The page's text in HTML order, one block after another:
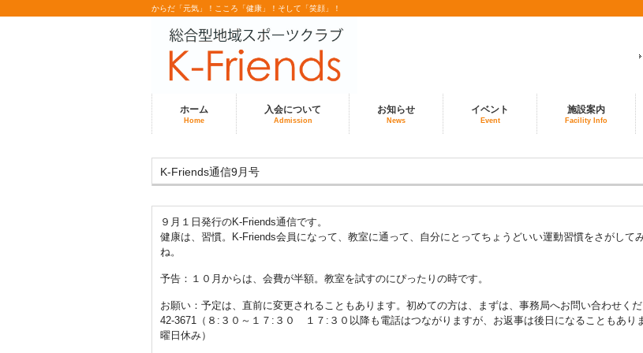
からだ「元気」！こころ「健康」！そして「笑顔」！
ホーム
Home
入会について
Admission
お知らせ
News
イベント
Event
施設案内
Facility Info
K-Friends通信9月号
９月１日発行のK-Friends通信です。
健康は、習慣。K-Friends会員になって、教室に通って、自分にとってちょうどいい運動習慣をさがして
ね。
予告：１０月からは、会費が半額。教室を試すのにぴったりの時です。
お願い：予定は、直前に変更されることもあります。初めての方は、まずは、事務局へお問い合わせく
42-3671（８:３０～１７:３０ １７:３０以降も電話はつながりますが、お返事は後日になることもあり
曜日休み）